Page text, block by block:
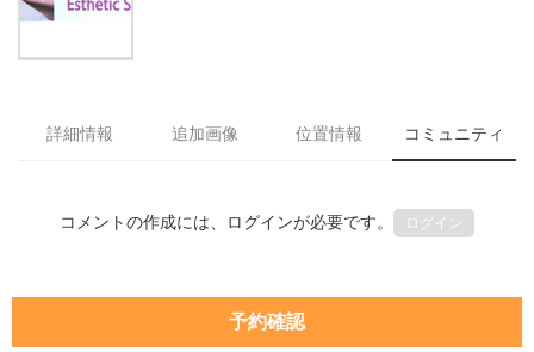
詳細情報 追加画像 位置情報 コミュニティ
コメントの作成には、ログインが必要です。 ログイン
予約確認